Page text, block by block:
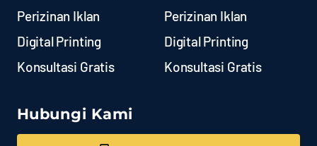
Perizinan Iklan
Digital Printing
Konsultasi Gratis
Perizinan Iklan
Digital Printing
Konsultasi Gratis
Hubungi Kami